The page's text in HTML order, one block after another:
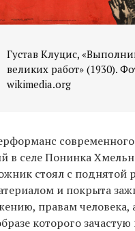
Густав Клуцис,
великих работ» (1930).
wikimedia.org
в селе Понинка
стоял с поднятой
и покрыта
правам
которого